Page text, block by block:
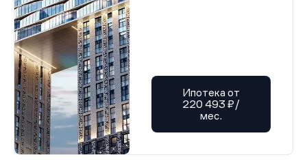
Ипотека от
220 493 ₽/
мес.